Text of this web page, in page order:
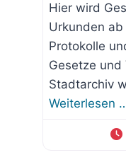
Hier wird
Urkunden
Protokolle
Gesetze und
Stadtarchiv
Weiterlesen